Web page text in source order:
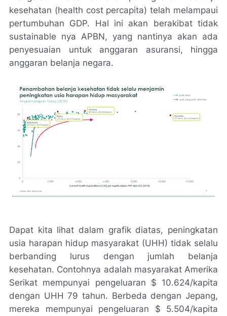
kesehatan (health cost percapita) telah melampaui
pertumbuhan GDP. Hal ini akan berakibat tidak
sustainable nya APBN, yang nantinya akan ada
penyesuaian untuk anggaran asuransi, hingga
anggaran belanja negara.
Dapat kita lihat dalam grafik diatas, peningkatan
usia harapan hidup masyarakat (UHH) tidak selalu
berbanding lurus dengan jumlah belanja
kesehatan. Contohnya adalah masyarakat Amerika
Serikat mempunyai pengeluaran $ 10.624/kapita
dengan UHH 79 tahun. Berbeda dengan Jepang,
mereka mempunyai pengeluaran $ 5.504/kapita